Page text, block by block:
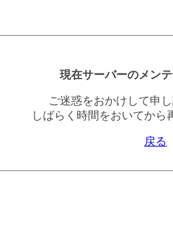
現在サーバーのメンテ
ご迷惑をおかけして申
しばらく時間をおいてから
戻る